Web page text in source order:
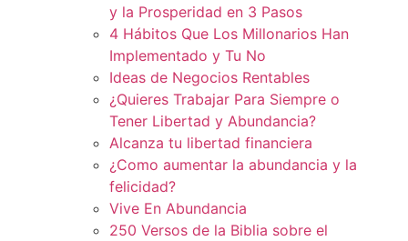
y la Prosperidad en 3 Pasos
4 Hábitos Que Los Millonarios Han
Implementado y Tu No
Ideas de Negocios Rentables
¿Quieres Trabajar Para Siempre o
Tener Libertad y Abundancia?
Alcanza tu libertad financiera
¿Como aumentar la abundancia y la
felicidad?
Vive En Abundancia
250 Versos de la Biblia sobre el